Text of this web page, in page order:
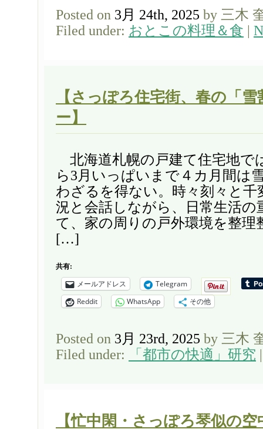
Posted on 3月 24th, 2025 by 三木
Filed under: おとこの料理＆食
【さっぽろ住宅街、春の「
ー】
北海道札幌の戸建て住宅地で
ら3月いっぱいまで４カ月間は
わざるを得ない。時々刻々と千
況と会話しながら、日常生活の
て、家の周りの戸外環境を整理
[…]
共有:
メールアドレス
Telegram
Reddit
WhatsApp その他
Posted on 3月 23rd, 2025 by 三木
Filed under:
「都市の快適」研究
【忙中閑・さっぽろ琴似の